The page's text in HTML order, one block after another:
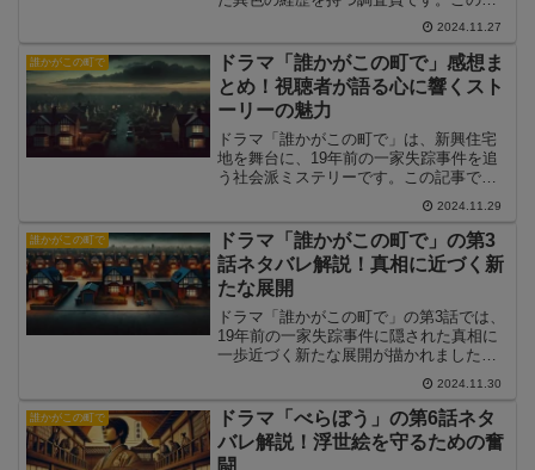
事では、真崎雄一の過去と現在の背景に
迫り、事件調査に挑む彼の内面を解説し
ます。
2024.11.27
誰かがこの町で
ドラマ「誰かがこの町で」感想ま
とめ！視聴者が語る心に響くスト
ーリーの魅力
ドラマ「誰かがこの町で」は、新興住宅
地を舞台に、19年前の一家失踪事件を追
う社会派ミステリーです。この記事で
は、視聴者が語る本作の魅力と感動のポ
イントをまとめ、物語が心に響いた理由
を解説します。
2024.11.29
誰かがこの町で
ドラマ「誰かがこの町で」の第3
話ネタバレ解説！真相に近づく新
たな展開
ドラマ「誰かがこの町で」の第3話では、
19年前の一家失踪事件に隠された真相に
一歩近づく新たな展開が描かれました。
この記事では、第3話の詳しいネタバレ解
説と、注目ポイント、今後の展開の考察
をお届けします。
2024.11.30
誰かがこの町で
ドラマ「べらぼう」の第6話ネタ
バレ解説！浮世絵を守るための奮